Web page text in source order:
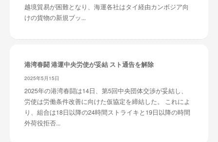
越境貿易が困難となり、海運各社はタイ経由カンボジア向
けの貨物の新規ブッ...
港湾春闘 港運中央労使が妥結 スト通告を解除
2025年5月15日
2025年の港湾春闘は14日、第5回中央団体交渉が妥結し、
労使は労働条件改善に向けた仮協定を締結した。 これによ
り、組合は18日以降の24時間ストライキと19日以降の時間
外荷役拒否...